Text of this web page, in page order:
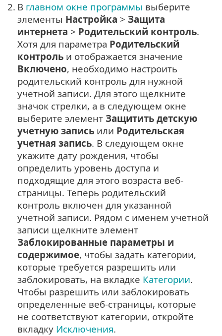
2. В главном окне программы выберите
элементы Настройка > Защита
интернета > Родительский контроль.
Хотя для параметра Родительский
контроль и отображается значение
Включено, необходимо настроить
родительский контроль для нужной
учетной записи. Для этого щелкните
значок стрелки, а в следующем окне
выберите элемент Защитить детскую
учетную запись или Родительская
учетная запись. В следующем окне
укажите дату рождения, чтобы
определить уровень доступа и
подходящие для этого возраста веб-
страницы. Теперь родительский
контроль включен для указанной
учетной записи. Рядом с именем учетной
записи щелкните элемент
Заблокированные параметры и
содержимое, чтобы задать категории,
которые требуется разрешить или
заблокировать, на вкладке Категории.
Чтобы разрешить или заблокировать
определенные веб-страницы, которые
не соответствуют категории, откройте
вкладку Исключения.